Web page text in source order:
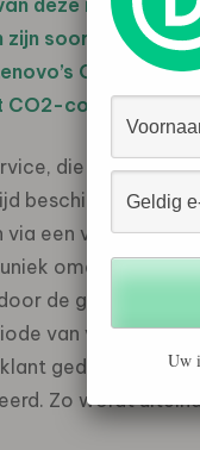
deze
zijn soort voor
CO2-
CO2-
die
beschikbaar en
via een van de
uniek omdat hij de
de gemiddelde
van vijf jaar te
gedeeld en via
Zo wordt
Uw